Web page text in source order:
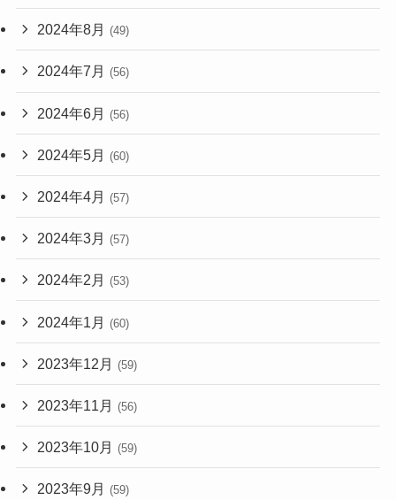
2024年8月 (49)
2024年7月 (56)
2024年6月 (56)
2024年5月 (60)
2024年4月 (57)
2024年3月 (57)
2024年2月 (53)
2024年1月 (60)
2023年12月 (59)
2023年11月 (56)
2023年10月 (59)
2023年9月 (59)